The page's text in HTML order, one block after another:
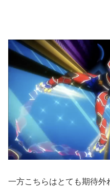
一方こちらはとても期待